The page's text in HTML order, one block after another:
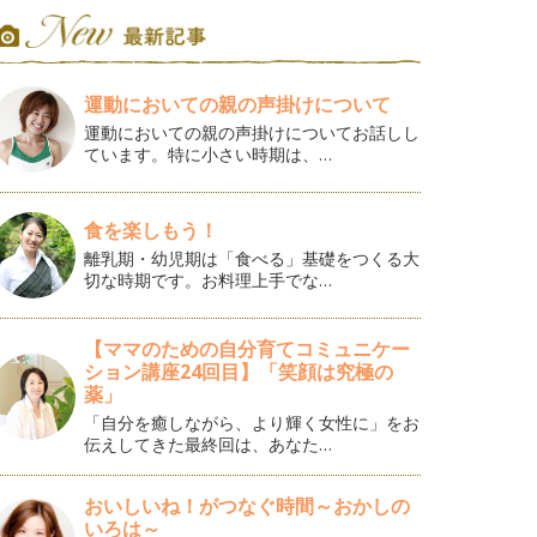
運動においての親の声掛けについて
運動においての親の声掛けについてお話しし
ています。特に小さい時期は、…
食を楽しもう！
離乳期・幼児期は「食べる」基礎をつくる大
切な時期です。お料理上手でな…
【ママのための自分育てコミュニケー
ション講座24回目】「笑顔は究極の
薬」
「自分を癒しながら、より輝く女性に」をお
伝えしてきた最終回は、あなた…
おいしいね！がつなぐ時間～おかしの
いろは～